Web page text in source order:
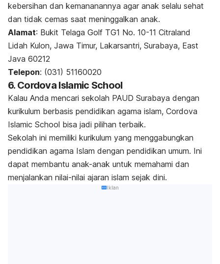
kebersihan dan kemananannya agar anak selalu sehat
dan tidak cemas saat meninggalkan anak.
Alamat: Bukit Telaga Golf TG1 No. 10-11 Citraland
Lidah Kulon, Jawa Timur, Lakarsantri, Surabaya, East
Java 60212
Telepon: (031) 51160020
6. Cordova Islamic School
Kalau Anda mencari sekolah PAUD Surabaya dengan
kurikulum berbasis pendidikan agama islam, Cordova
Islamic School bisa jadi pilihan terbaik.
Sekolah ini memiliki kurikulum yang menggabungkan
pendidikan agama Islam dengan pendidikan umum. Ini
dapat membantu anak-anak untuk memahami dan
menjalankan nilai-nilai ajaran islam sejak dini.
Iklan